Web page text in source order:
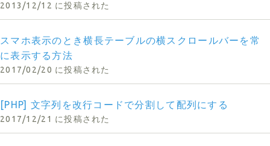
2013/12/12 に投稿された
スマホ表示のとき横長テーブルの横スクロールバーを常
に表示する方法
2017/02/20 に投稿された
[PHP] 文字列を改行コードで分割して配列にする
2017/12/21 に投稿された